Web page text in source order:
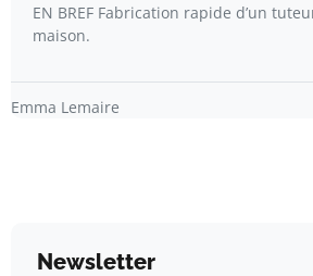
EN BREF Fabrication rapide d’un
maison.
Emma Lemaire
Newsletter